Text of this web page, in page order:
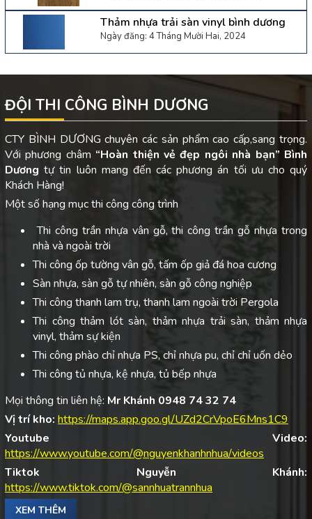
Thảm nhựa trải sàn vinyl bình dương
Ngày đăng: 4 Tháng Mười Hai, 2024
ĐỘI THI CÔNG BÌNH DƯƠNG
CTY BÌNH DƯƠNG chuyên các sản phẩm cao cấp,sang trọng.
Với phương châm “Hoàn thiện vẻ đẹp ngôi nhà bạn” Bình
Dươngtự tin luôn mang đến các phương án tối ưu cho quý
Khách Hàng!
Một số hạng mục thi công công trình
Thi công trần nhựa vân gỗ, thi công trần gỗ nhựa trong
nhà và ngoài trời
Thi công ốp tường vân gỗ, tấm ốp giả đá hoa cương
Sàn nhựa, sàn gỗ tự nhiên, sàn gỗ công nghiệp
Thi công thanh lam trụ, thanh lam ngoài trời Pergola
Thi công thảm lót sàn, thảm nhựa trải sàn, thảm nhựa
vinyl, thảm sự kiện
Thi công phào chỉ nhựa PS, chỉ nhựa pu, chỉ chỉ uốn dẻo
Thi công tủ nhựa, kệ nhựa, tủ bếp nhựa
Mọi thông tin liên hệ: Mr Khánh 0948 74 32 74
Vị trí kho: https://maps.app.goo.gl/UZd2CrVpoE6Mns1C9
Youtube Video:
https://www.youtube.com/@nguyenkhanhnhua/videos
Tiktok Nguyễn Khánh:
https://www.tiktok.com/@sannhuatrannhua
XEM THÊM